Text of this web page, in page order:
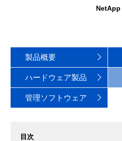
NetApp
製品概要
ハードウェア製品
管理ソフトウェア
目次